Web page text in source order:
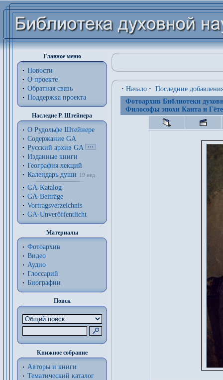
Главное меню
Новости
О проекте
Обратная связь
Поддержка проекта
Наследие Р. Штейнера
О Рудольфе Штейнере
Содержание GA
Русский архив GA
Изданные книги
География лекций
Календарь души
19 нед.
GA-Katalog
GA-Beiträge
Vortragsverzeichnis
GA-Unveröffentlicht
Материалы
Фотоархив
Видео
Аудио
Глоссарий
Биографии
Поиск
Книжное собрание
Авторы и книги
Тематический каталог
· Начало · Последние
Фотоархив Библиотеки
Философы эпохи Канта и Гёте